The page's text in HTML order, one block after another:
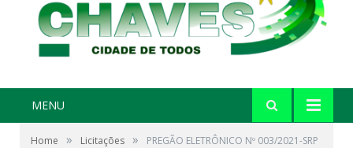
MENU
Home » Licitações »
PREGÃO ELETRÔNICO Nº 003/2021-SRP